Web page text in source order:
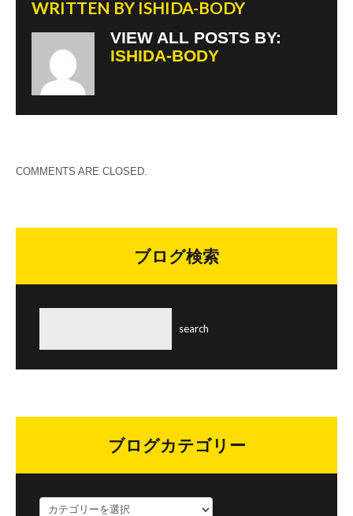
WRITTEN BY ISHIDA-BODY
VIEW ALL POSTS BY:
ISHIDA-BODY
COMMENTS ARE CLOSED.
ブログ検索
ブログカテゴリー